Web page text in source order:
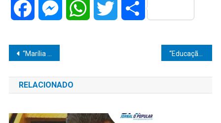
Facebook MessengerWhatsAppTwitter Share
Navegação
de
Post
“Marília consolida ambiente favorável à inovação”, afirma Sebrae for Startups em visita à Secretaria de Tecnologia
RELACIONADO